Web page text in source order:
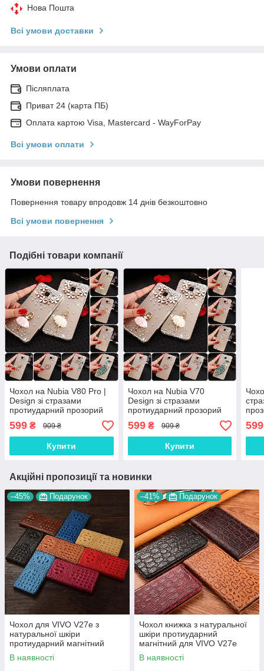
Нова Пошта
Всі умови доставки
Умови оплати
Післяплата
Приват 24 (карта ПБ)
Оплата картою Visa, Mastercard - WayForPay
Всі умови оплати
Умови повернення
Повернення товару впродовж 14 днів безкоштовно
Всі умови повернення
Подібні товари компанії
Чохол на Nubia V80 Pro |
Design зі стразами
протиударний прозорий
TPU "DIAMOND"
599 ₴ 909 ₴
Купити
Чохол на Nubia V70
Design зі стразами
протиударний прозорий
TPU "DIAMOND"
599₴ 909 ₴
Купити
599
Акційні пропозиції та новинки
–45% Подарунок
Чохол для VIVO V27e з
натуральної шкіри
протиударний магнітний
книжка з підставкою
"CROCOHEAD"
В наявності
–41% Подарунок
Чохол книжка з натуральної
шкіри протиударний
магнітний для VIVO V27e
"JACOSA"
В наявності